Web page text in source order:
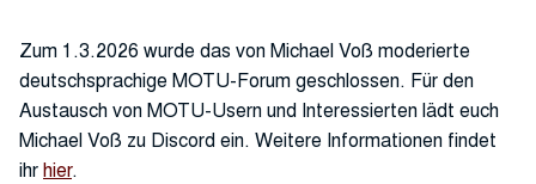
Zum 1.3.2026 wurde das von Michael Voß moderierte
deutschsprachige MOTU-Forum geschlossen. Für den
Austausch von MOTU-Usern und Interessierten lädt euch
Michael Voß zu Discord ein. Weitere Informationen findet
ihrhier.